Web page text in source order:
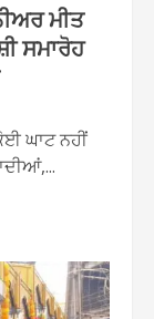
ਮੀਤ
ਸਮਾਰੋਹ
ਘਾਟ ਨਹੀਂ